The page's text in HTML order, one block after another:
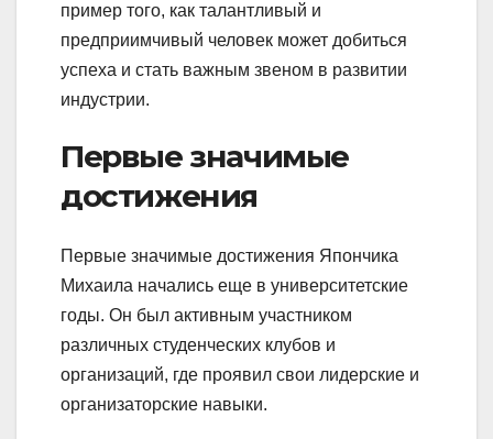
пример того, как талантливый и
предприимчивый человек может добиться
успеха и стать важным звеном в развитии
индустрии.
Первые значимые
достижения
Первые значимые достижения Япончика
Михаила начались еще в университетские
годы. Он был активным участником
различных студенческих клубов и
организаций, где проявил свои лидерские и
организаторские навыки.